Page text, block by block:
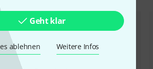
Geht klar
ablehnen Weitere Infos